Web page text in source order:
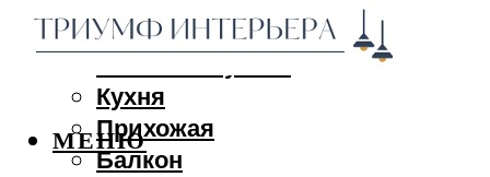
Спальня
Кухня
Прихожая
Балкон
МЕНЮ